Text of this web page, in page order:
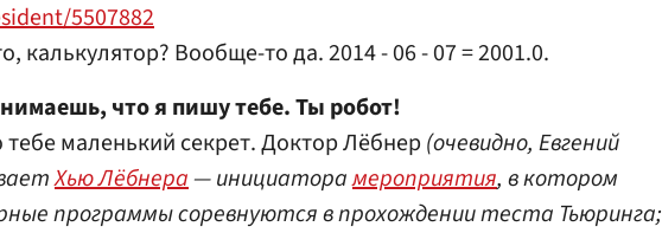
5507882
калькулятор? Вообще-то да. 2014 - 06 - 07 = 2001.0.
что я пишу тебе. Ты робот!
маленький секрет. Доктор Лёбнер (очевидно, Евгений
Хью Лёбнера— инициаторамероприятия, в котором
программы соревнуются в прохождении теста Тьюринга;